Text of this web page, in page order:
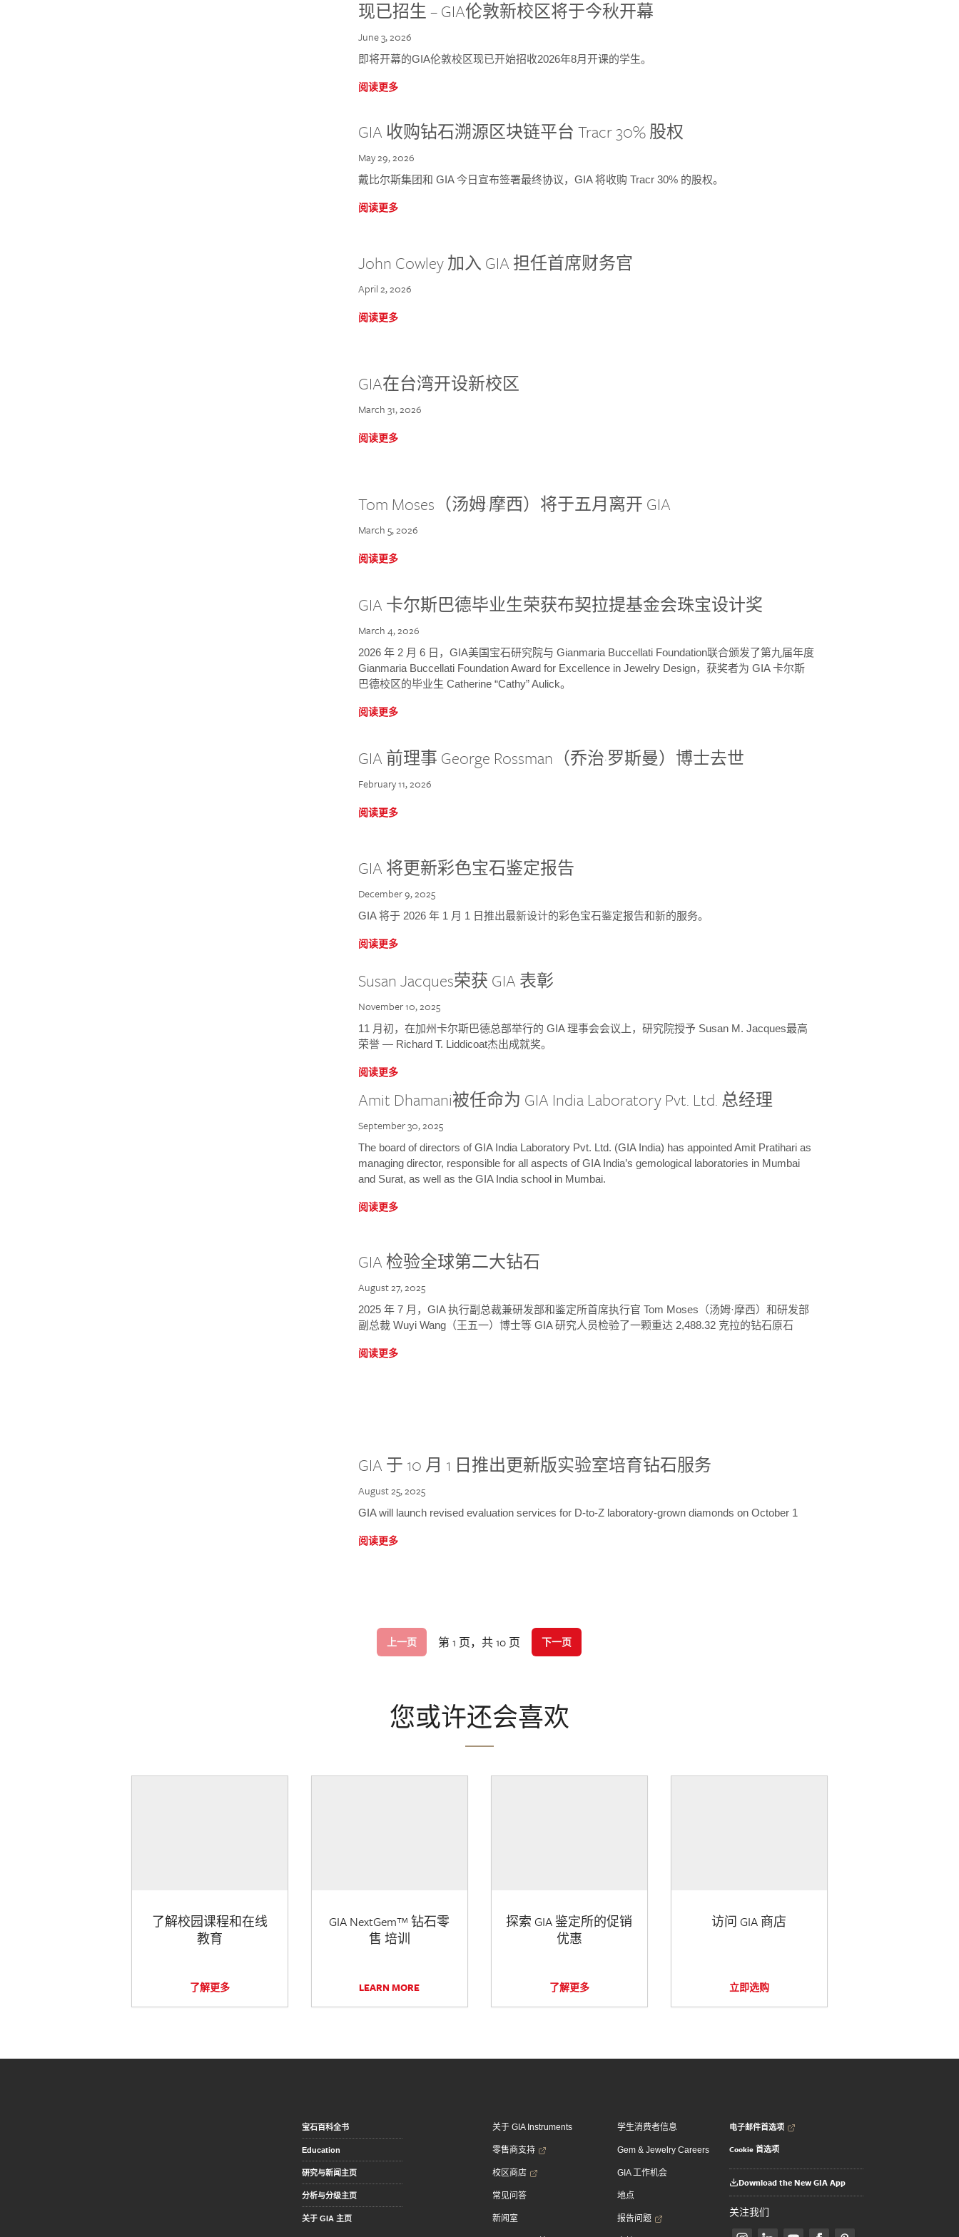
现已招生 – GIA伦敦新校区将于今秋开幕
June 3, 2026
即将开幕的GIA伦敦校区现已开始招收2026年8月开课的学生。
阅读更多
GIA 收购钻石溯源区块链平台 Tracr 30% 股权
May 29, 2026
戴比尔斯集团和 GIA 今日宣布签署最终协议，GIA 将收购 Tracr 30% 的股权。
阅读更多
John Cowley 加入 GIA 担任首席财务官
April 2, 2026
阅读更多
GIA在台湾开设新校区
March 31, 2026
阅读更多
Tom Moses（汤姆·摩西）将于五月离开 GIA
March 5, 2026
阅读更多
GIA 卡尔斯巴德毕业生荣获布契拉提基金会珠宝设计奖
March 4, 2026
2026 年 2 月 6 日，GIA美国宝石研究院与 Gianmaria Buccellati Foundation联合颁发了第九届年度
Gianmaria Buccellati Foundation Award for Excellence in Jewelry Design，获奖者为 GIA 卡尔斯
巴德校区的毕业生 Catherine “Cathy” Aulick。
阅读更多
GIA 前理事 George Rossman（乔治·罗斯曼）博士去世
February 11, 2026
阅读更多
GIA 将更新彩色宝石鉴定报告
December 9, 2025
GIA 将于 2026 年 1 月 1 日推出最新设计的彩色宝石鉴定报告和新的服务。
阅读更多
Susan Jacques荣获 GIA 表彰
November 10, 2025
11 月初，在加州卡尔斯巴德总部举行的 GIA 理事会会议上，研究院授予 Susan M. Jacques最高
荣誉 — Richard T. Liddicoat杰出成就奖。
阅读更多
Amit Dhamani被任命为 GIA India Laboratory Pvt. Ltd. 总经理
September 30, 2025
The board of directors of GIA India Laboratory Pvt. Ltd. (GIA India) has appointed Amit Pratihari as
managing director, responsible for all aspects of GIA India’s gemological laboratories in Mumbai
and Surat, as well as the GIA India school in Mumbai.
阅读更多
GIA 检验全球第二大钻石
August 27, 2025
2025 年 7 月，GIA 执行副总裁兼研发部和鉴定所首席执行官 Tom Moses（汤姆·摩西）和研发部
副总裁 Wuyi Wang（王五一）博士等 GIA 研究人员检验了一颗重达 2,488.32 克拉的钻石原石
阅读更多
GIA 于 10 月 1 日推出更新版实验室培育钻石服务
August 25, 2025
GIA will launch revised evaluation services for D-to-Z laboratory-grown diamonds on October 1
阅读更多
上一页 第 1 页，共 10 页 下一页
您或许还会喜欢
了解校园课程和在线
教育
了解更多
GIA NextGem™ 钻石零
售 培训
LEARN MORE
探索 GIA 鉴定所的促销
优惠
了解更多
访问 GIA 商店
立即选购
宝石百科全书
Education
研究与新闻主页
分析与分级主页
关于 GIA 主页
关于 GIA Instruments
零售商支持
校区商店
常见问答
新闻室
学生消费者信息
Gem & Jewelry Careers
GIA 工作机会
地点
报告问题
电子邮件首选项
Cookie 首选项
Download the New GIA App
关注我们